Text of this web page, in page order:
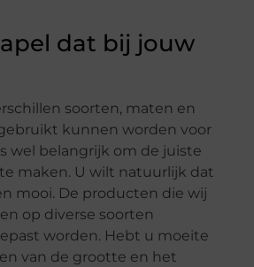
dat bij jouw
soorten, maten en
kunnen worden voor
wel belangrijk om de juiste
maken. U wilt natuurlijk dat
mooi. De producten die wij
op diverse soorten
worden. Hebt u moeite
van de grootte en het